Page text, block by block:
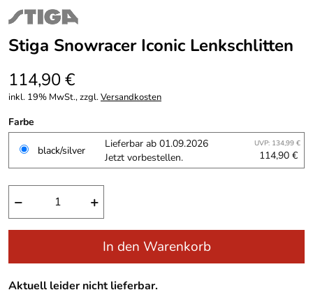
Stiga Snowracer Iconic Lenkschlitten
114,90 €
inkl. 19% MwSt., zzgl.Versandkosten
Farbe
black/silver
Lieferbar ab 01.09.2026
Jetzt vorbestellen.
UVP: 134,99 €
114,90 €
− +
In den Warenkorb
Aktuell leider nicht lieferbar.